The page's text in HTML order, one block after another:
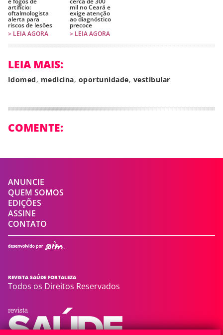
artifício:
oftalmologista
alerta para
riscos de lesões
> LEIA AGORA
mil no Ceará e
exige atenção
ao diagnóstico
precoce
> LEIA AGORA
LEIA MAIS:
Idomed, medicina, oportunidade, vestibular
COMENTE:
ANUNCIE
QUEM SOMOS
EDIÇÕES
ASSINE
CONTATO
REVISTA SAÚDE FORTALEZA
Todos os Direitos Reservados